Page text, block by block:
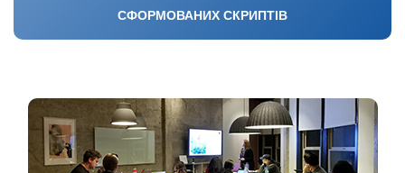
СФОРМОВАНИХ СКРИПТІВ